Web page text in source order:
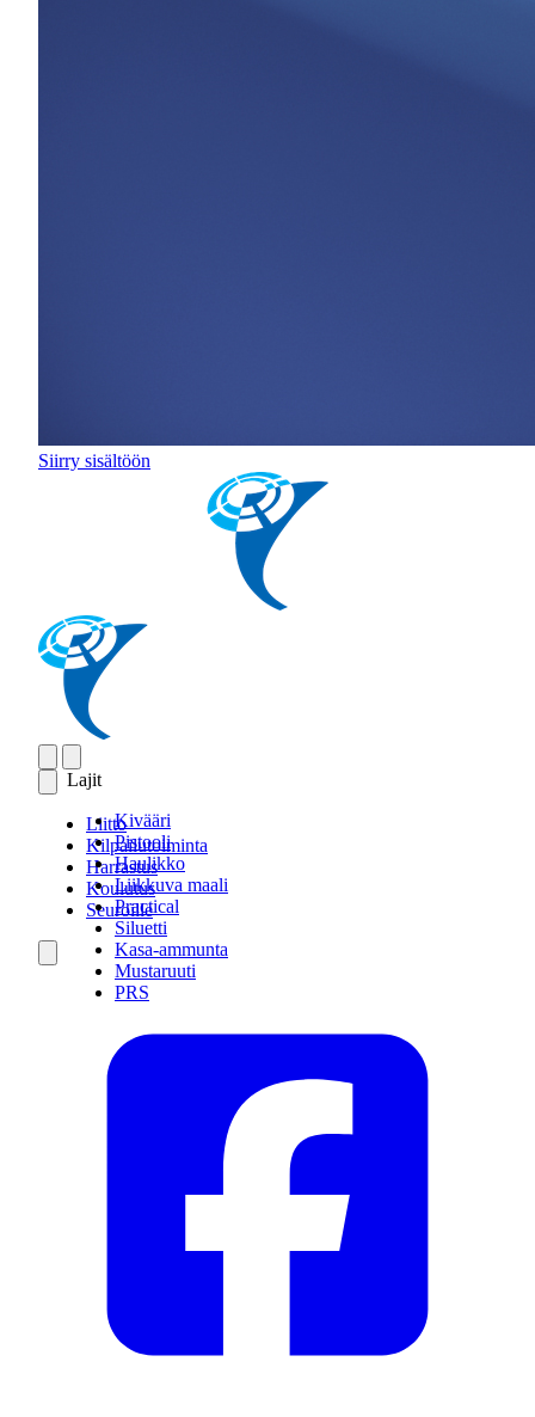
Siirry sisältöön
Lajit
Kivääri
Pistooli
Haulikko
Liikkuva maali
Practical
Siluetti
Kasa-ammunta
Mustaruuti
PRS
Liitto
Kilpailutoiminta
Harrastus
Koulutus
Seuroille